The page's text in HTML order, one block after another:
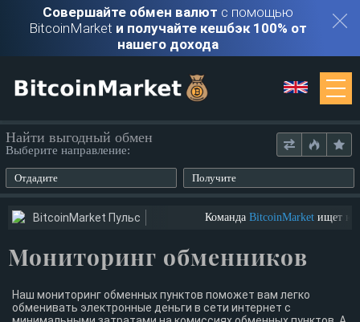
Совершайте обмен валют с помощью
BitcoinMarket и получайте кешбэк 100% от
нашего дохода
Обменники
Контакты
Войти
Регистрация
Найти выгодный обмен
Выберите направление:
Отдадите Получите
BitcoinMarket Пульс КомандаBitcoinMarketищет
Мониторинг обменников
Наш мониторинг обменных пунктов поможет вам легко
обменивать электронные деньги в сети интернет с